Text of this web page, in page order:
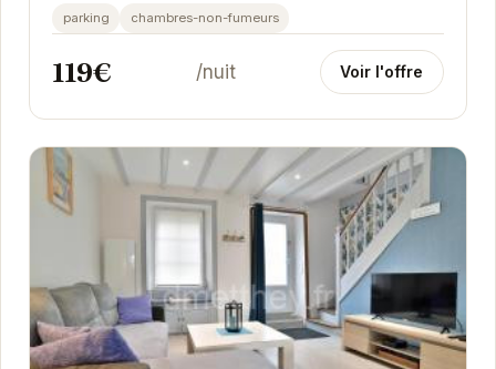
parking chambres-non-fumeurs
119€ /nuit Voir l'offre